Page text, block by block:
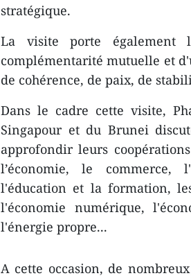
stratégique.
La visite porte également
complémentarité mutuelle et
de cohérence, de paix, de
Dans le cadre cette visite,
Singapour et du Brunei
approfondir leurs
l’économie, le commerce,
l'éducation et la formation,
l'économie numérique,
l'énergie propre...
A cette occasion, de